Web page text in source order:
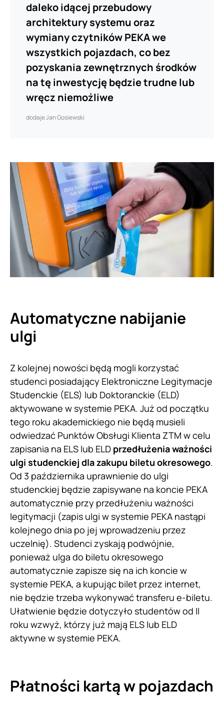
daleko idącej przebudowy
architektury systemu oraz
wymiany czytników PEKA we
wszystkich pojazdach, co bez
pozyskania zewnętrznych środków
na tę inwestycję będzie trudne lub
wręcz niemożliwe
dodaje Jan Gosiewski
Automatyczne nabijanie
ulgi
Z kolejnej nowości będą mogli korzystać
studenci posiadający Elektroniczne Legitymacje
Studenckie (ELS) lub Doktoranckie (ELD)
aktywowane w systemie PEKA. Już od początku
tego roku akademickiego nie będą musieli
odwiedzać Punktów Obsługi Klienta ZTM w celu
zapisania na ELS lub ELD przedłużenia ważności
ulgi studenckiej dla zakupu biletu okresowego.
Od 3 października uprawnienie do ulgi
studenckiej będzie zapisywane na koncie PEKA
automatycznie przy przedłużeniu ważności
legitymacji (zapis ulgi w systemie PEKA nastąpi
kolejnego dnia po jej wprowadzeniu przez
uczelnię). Studenci zyskają podwójnie,
ponieważ ulga do biletu okresowego
automatycznie zapisze się na ich koncie w
systemie PEKA, a kupując bilet przez internet,
nie będzie trzeba wykonywać transferu e-biletu.
Ułatwienie będzie dotyczyło studentów od II
roku wzwyż, którzy już mają ELS lub ELD
aktywne w systemie PEKA.
Płatności kartą w pojazdach